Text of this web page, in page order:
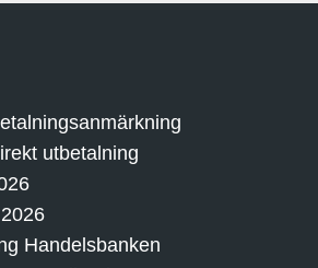
utbetalning
Handelsbanken